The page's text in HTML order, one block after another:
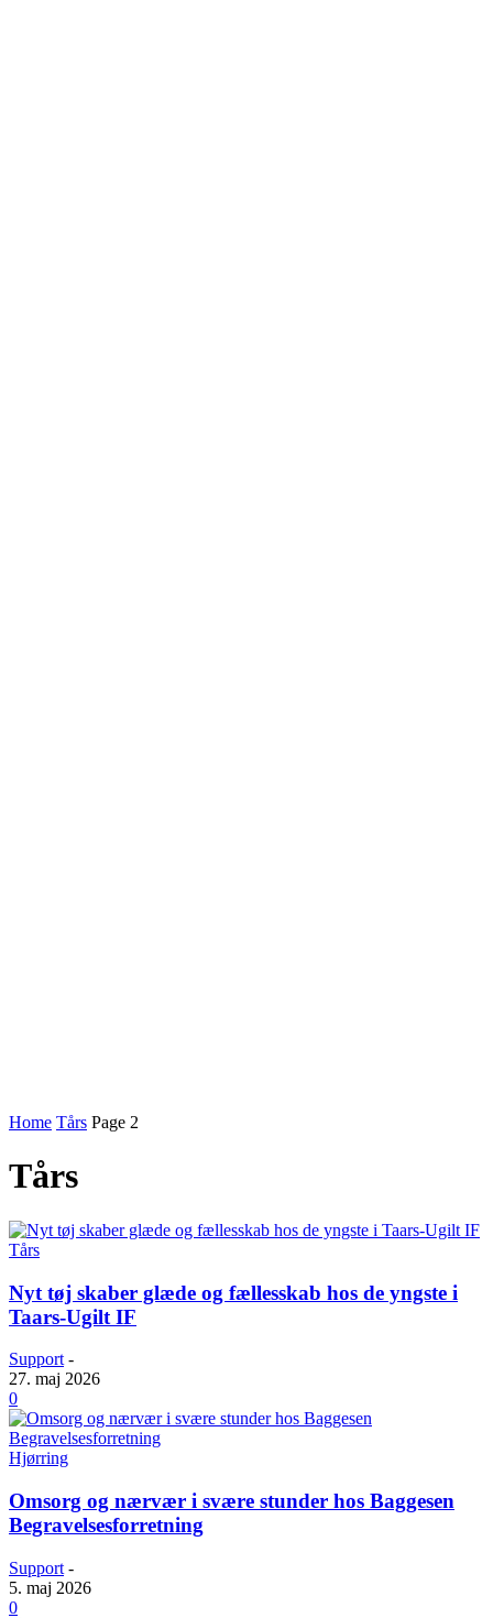
Home Tårs Page 2
Tårs
Tårs
Nyt tøj skaber glæde og fællesskab hos de yngste i
Taars-Ugilt IF
Support -
27. maj 2026
0
Hjørring
Omsorg og nærvær i svære stunder hos Baggesen
Begravelsesforretning
Support -
5. maj 2026
0